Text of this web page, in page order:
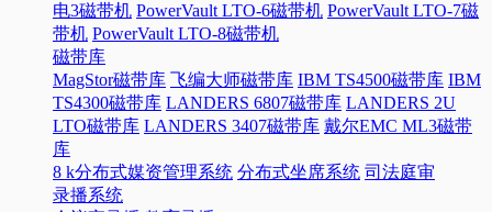
电3磁带机 PowerVault LTO-6磁带机 PowerVault LTO-7磁
带机 PowerVault LTO-8磁带机
磁带库
MagStor磁带库 飞编大师磁带库 IBM TS4500磁带库 IBM
TS4300磁带库 LANDERS 6807磁带库 LANDERS 2U
LTO磁带库 LANDERS 3407磁带库 戴尔EMC ML3磁带
库
8 k分布式媒资管理系统 分布式坐席系统 司法庭审
录播系统